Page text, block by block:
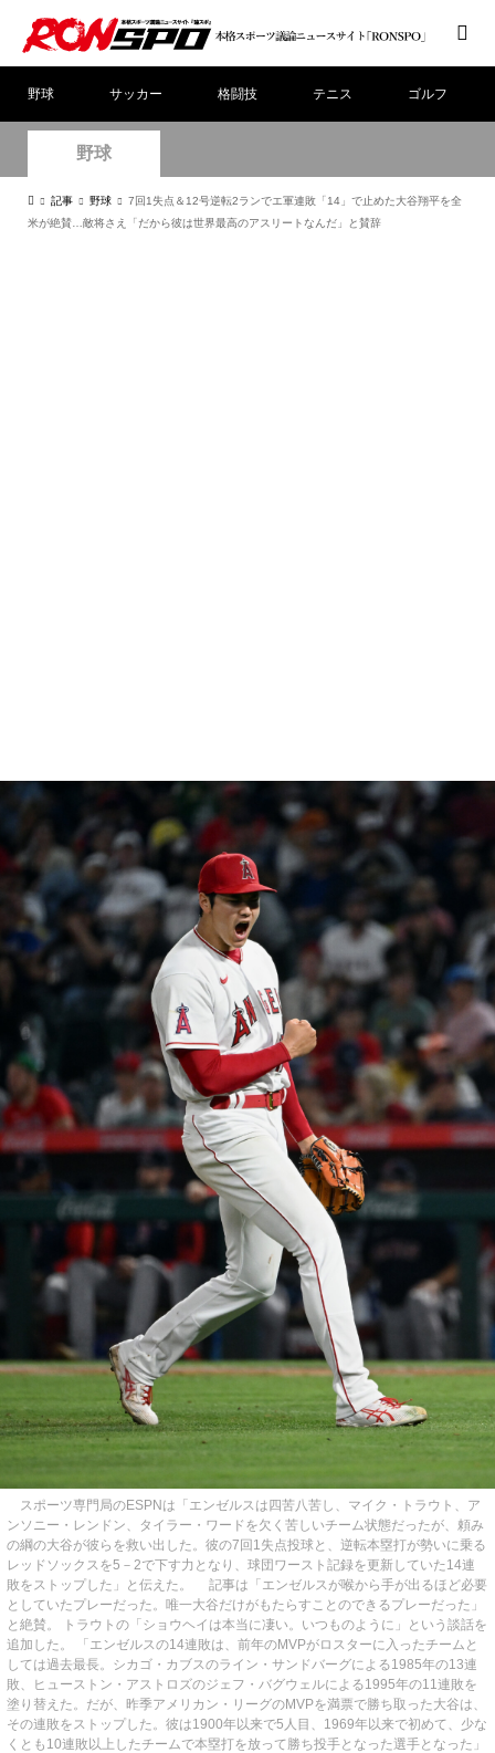
野球 サッカー 格闘技 テニス ゴルフ
野球
記事 野球
7回1失点＆12号逆転2ランでエ軍連敗「14」で止めた大谷翔平を全
米が絶賛…敵将さえ「だから彼は世界最高のアスリートなんだ」と賛辞
スポーツ専門局のESPNは「エンゼルスは四苦八苦し、マイク・トラウト、ア
ンソニー・レンドン、タイラー・ワードを欠く苦しいチーム状態だったが、頼み
の綱の大谷が彼らを救い出した。彼の7回1失点投球と、逆転本塁打が勢いに乗る
レッドソックスを5－2で下す力となり、球団ワースト記録を更新していた14連
敗をストップした」と伝えた。 記事は「エンゼルスが喉から手が出るほど必要
としていたプレーだった。唯一大谷だけがもたらすことのできるプレーだった」
と絶賛。 トラウトの「ショウヘイは本当に凄い。いつものように」という談話を
追加した。 「エンゼルスの14連敗は、前年のMVPがロスターに入ったチームと
しては過去最長。シカゴ・カブスのライン・サンドバーグによる1985年の13連
敗、ヒューストン・アストロズのジェフ・バグウェルによる1995年の11連敗を
塗り替えた。だが、昨季アメリカン・リーグのMVPを満票で勝ち取った大谷は、
その連敗をストップした。彼は1900年以来で5人目、1969年以来で初めて、少な
くとも10連敗以上したチームで本塁打を放って勝ち投手となった選手となった」